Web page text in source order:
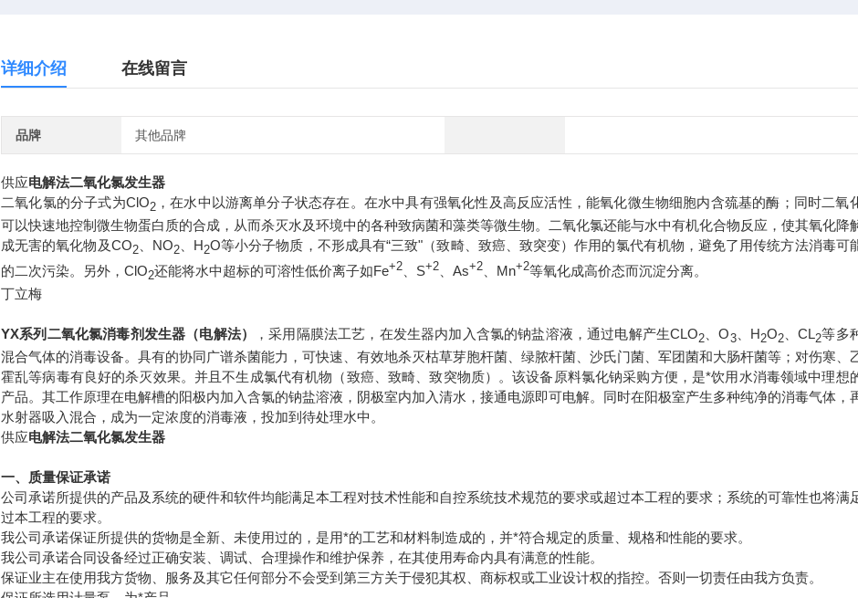
详细介绍 在线留言
品牌 其他品牌
供应电解法二氧化氯发生器
二氧化氯的分子式为ClO2，在水中以游离单分子状态存在。在水中具有强氧化性及高反应活性，能氧化微生物细胞内含巯基的酶；同时二氧
可以快速地控制微生物蛋白质的合成，从而杀灭水及环境中的各种致病菌和藻类等微生物。二氧化氯还能与水中有机化合物反应，使其氧化降
成无害的氧化物及CO2、NO2、H2O等小分子物质，不形成具有“三致"（致畸、致癌、致突变）作用的氯代有机物，避免了用传统方法消毒可
的二次污染。另外，ClO2还能将水中超标的可溶性低价离子如Fe+2 、S+2 、As+2 、Mn+2等氧化成高价态而沉淀分离。
丁立梅
YX系列二氧化氯消毒剂发生器（电解法） ，采用隔膜法工艺，在发生器内加入含氯的钠盐溶液，通过电解产生CLO2 、O3、H2O2、CL2等多
混合气体的消毒设备。具有的协同广谱杀菌能力，可快速、有效地杀灭枯草芽胞杆菌、绿脓杆菌、沙氏门菌、军团菌和大肠杆菌等；对伤寒、
霍乱等病毒有良好的杀灭效果。并且不生成氯代有机物（致癌、致畸、致突物质）。该设备原料氯化钠采购方便，是*饮用水消毒领域中理想
产品。其工作原理在电解槽的阳极内加入含氯的钠盐溶液，阴极室内加入清水，接通电源即可电解。同时在阳极室产生多种纯净的消毒气体，
水射器吸入混合，成为一定浓度的消毒液，投加到待处理水中。
供应电解法二氧化氯发生器
一、质量保证承诺
公司承诺所提供的产品及系统的硬件和软件均能满足本工程对技术性能和自控系统技术规范的要求或超过本工程的要求；系统的可靠性也将满
过本工程的要求。
我公司承诺保证所提供的货物是全新、未使用过的，是用*的工艺和材料制造成的，并*符合规定的质量、规格和性能的要求。
我公司承诺合同设备经过正确安装、调试、合理操作和维护保养，在其使用寿命内具有满意的性能。
保证业主在使用我方货物、服务及其它任何部分不会受到第三方关于侵犯其权、商标权或工业设计权的指控。否则一切责任由我方负责。